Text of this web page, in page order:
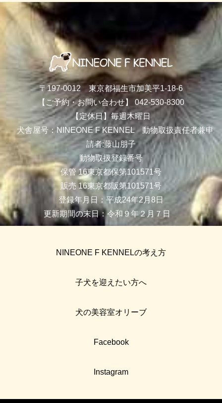
〒197-0012 東京都福生市加美平1-18-6
【ご予約・お問い合わせ】 042-530-8300
【定休日】毎週木曜日
犬舎屋号：NINEONE F KENNEL 動物取扱責任者兼申
請者:藤山朋子
動物取扱登録番号
保管 16東京都保第101571号
販売 16東京都販第101571号
登録年月日：平成24年2月8日
更新期間の末日：令和９年２月７日
NINEONE F KENNELの考え方
子犬を迎えたい方へ
犬の美容室オリーブ
Facebook
Instagram